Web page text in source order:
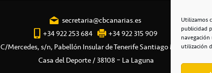
Utilizamos
publicidad
utilización
secretaria@cbcanarias.es
+34 922 253 684
+34 922 315 909
C/Mercedes, s/n, Pabellón Insular de Tenerife Santiago Martín
Casa del Deporte / 38108 – La Laguna